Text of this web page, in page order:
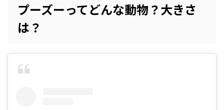
プーズーってどんな動物？大きさ
は？